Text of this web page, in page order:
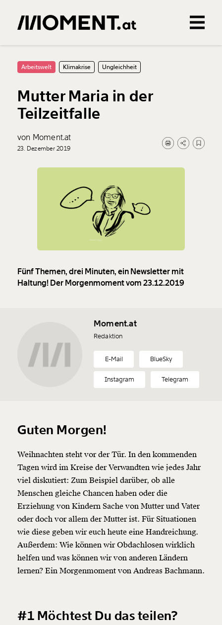
0Treffer
Arbeitswelt Klimakrise Ungleichheit
Mutter Maria in der
Teilzeitfalle
von Moment.at
23. Dezember 2019
Fünf Themen, drei Minuten, ein Newsletter mit
Haltung! Der Morgenmoment vom 23.12.2019
Moment.at
Redaktion
E-Mail BlueSky
Instagram Telegram
Guten Morgen!
Weihnachten steht vor der Tür. In den kommenden
Tagen wird im Kreise der Verwandten wie jedes Jahr
viel diskutiert: Zum Beispiel darüber, ob alle
Menschen gleiche Chancen haben oder die
Erziehung von Kindern Sache von Mutter und Vater
oder doch vor allem der Mutter ist. Für Situationen
wie diese geben wir euch heute eine Handreichung.
Außerdem: Wie können wir Obdachlosen wirklich
helfen und was können wir von anderen Ländern
lernen? Ein Morgenmoment von Andreas Bachmann.
#1 Möchtest Du das teilen?